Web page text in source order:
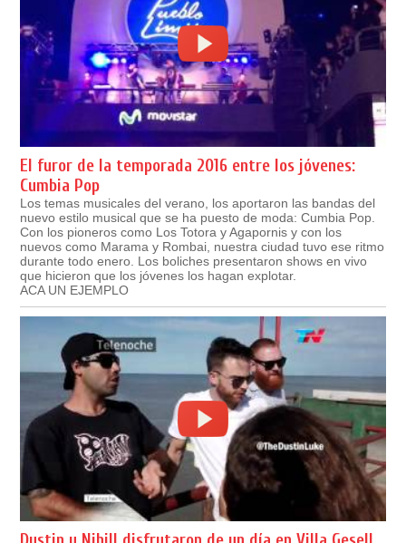
El furor de la temporada 2016 entre los jóvenes:
Cumbia Pop
Los temas musicales del verano, los aportaron las bandas del
nuevo estilo musical que se ha puesto de moda: Cumbia Pop.
Con los pioneros como Los Totora y Agapornis y con los
nuevos como Marama y Rombai, nuestra ciudad tuvo ese ritmo
durante todo enero. Los boliches presentaron shows en vivo
que hicieron que los jóvenes los hagan explotar.
ACA UN EJEMPLO